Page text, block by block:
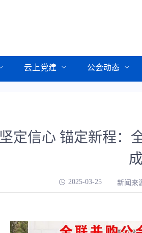
云上党建 公会动态
坚定信心 锚定新程：
2025-03-25 新闻来